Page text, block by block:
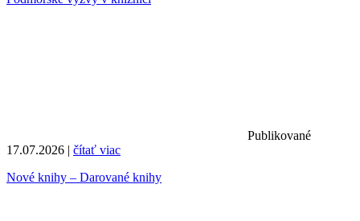
Publikované
17.07.2026 | čítať viac
Nové knihy – Darované knihy